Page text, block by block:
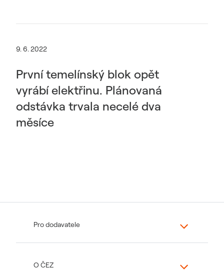
9. 6. 2022
První temelínský blok opět
vyrábí elektřinu. Plánovaná
odstávka trvala necelé dva
měsíce
Pro dodavatele
O ČEZ